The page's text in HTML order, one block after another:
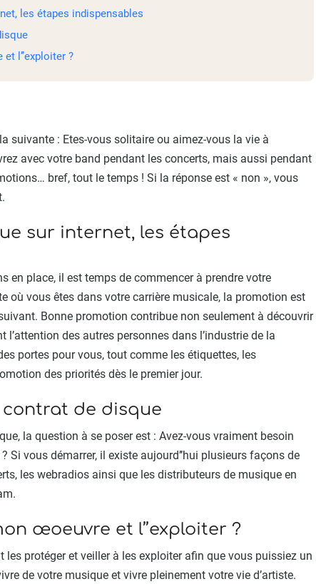
les étapes indispensables
l’’exploiter ?
suivante : Etes-vous solitaire ou aimez-vous la vie à
avec votre band pendant les concerts, mais aussi pendant
bref, tout le temps ! Si la réponse est « non », vous
sur internet, les étapes
en place, il est temps de commencer à prendre votre
où vous êtes dans votre carrière musicale, la promotion est
Bonne promotion contribue non seulement à découvrir
des autres personnes dans l’industrie de la
portes pour vous, tout comme les étiquettes, les
des priorités dès le premier jour.
de disque
la question à se poser est : Avez-vous vraiment besoin
Si vous démarrer, il existe aujourd’’hui plusieurs façons de
les webradios ainsi que les distributeurs de musique en
œoeuvre et l’’exploiter ?
protéger et veiller à les exploiter afin que vous puissiez un
de votre musique et vivre pleinement votre vie d’artiste.